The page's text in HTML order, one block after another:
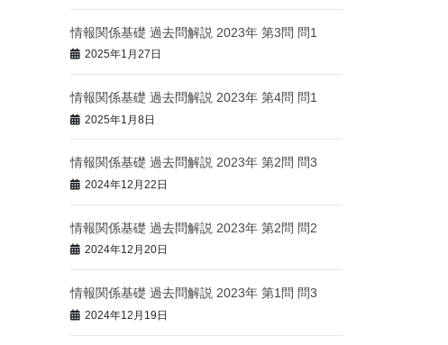
情報関係基礎 過去問解説 2023年 第3問 問1
2025年1月27日
情報関係基礎 過去問解説 2023年 第4問 問1
2025年1月8日
情報関係基礎 過去問解説 2023年 第2問 問3
2024年12月22日
情報関係基礎 過去問解説 2023年 第2問 問2
2024年12月20日
情報関係基礎 過去問解説 2023年 第1問 問3
2024年12月19日